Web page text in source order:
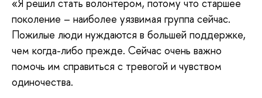
«Я решил стать волонтером, потому что старшее
поколение – наиболее уязвимая группа сейчас.
Пожилые люди нуждаются в большей поддержке,
чем когда-либо прежде. Сейчас очень важно
помочь им справиться с тревогой и чувством
одиночества.